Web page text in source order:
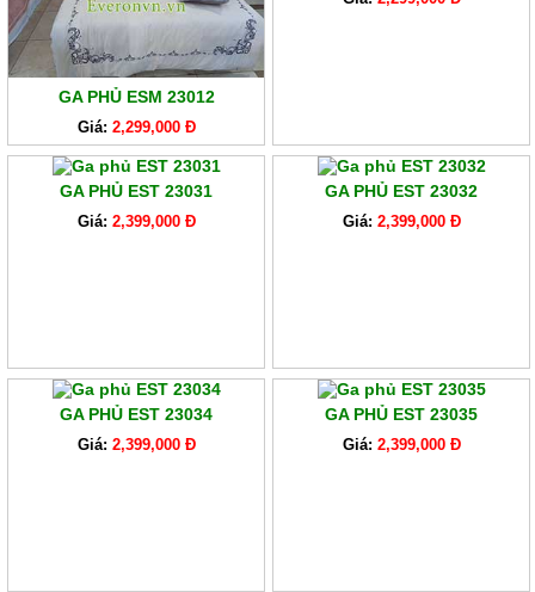
GA PHỦ ESM 23012
Giá: 2,299,000 Đ
GA PHỦ EST 23031
Giá: 2,399,000 Đ
GA PHỦ EST 23032
Giá: 2,399,000 Đ
GA PHỦ EST 23034
Giá: 2,399,000 Đ
GA PHỦ EST 23035
Giá: 2,399,000 Đ